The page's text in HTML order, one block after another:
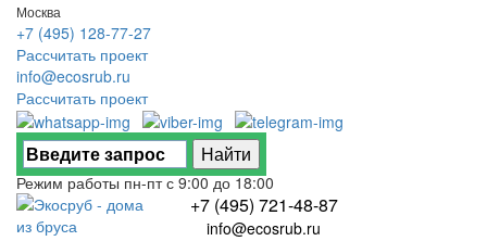
Москва
+7 (495) 128-77-27
Рассчитать проект
info@ecosrub.ru
Рассчитать проект
Режим работы пн-пт с 9:00 до 18:00
+7 (495) 721-48-87
info@ecosrub.ru